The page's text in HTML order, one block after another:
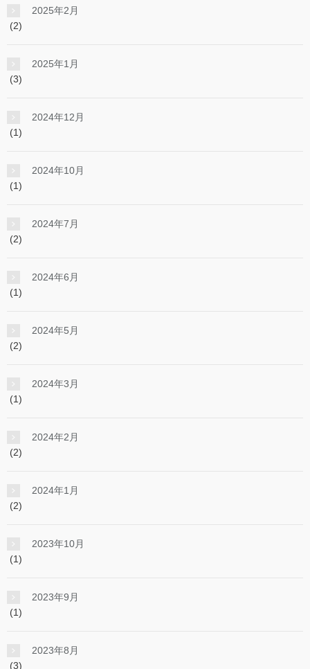
2025年2月
(2)
2025年1月
(3)
2024年12月
(1)
2024年10月
(1)
2024年7月
(2)
2024年6月
(1)
2024年5月
(2)
2024年3月
(1)
2024年2月
(2)
2024年1月
(2)
2023年10月
(1)
2023年9月
(1)
2023年8月
(3)